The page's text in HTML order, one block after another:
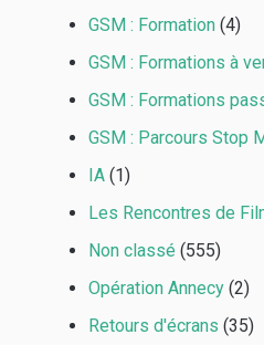
GSM : Formation (4)
GSM : Formations à
GSM : Formations
GSM : Parcours Stop
IA (1)
Les Rencontres de
Non classé (555)
Opération Annecy (2)
Retours d'écrans (35)